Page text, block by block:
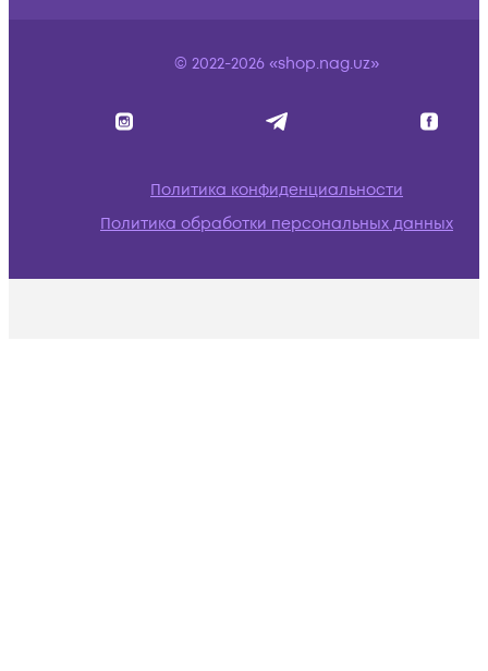
© 2022-2026 «shop.nag.uz»
Политика конфиденциальности
Политика обработки персональных данных